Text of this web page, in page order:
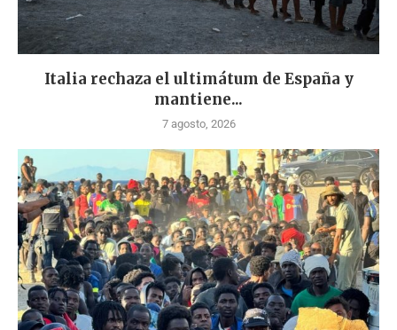
Italia rechaza el ultimátum de España y
mantiene...
7 agosto, 2026